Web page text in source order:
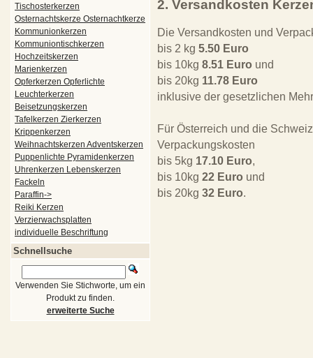
2. Versandkosten
Die Versandkosten und
bis 2 kg 5.50 Euro
bis 10kg 8.51 Euro und
bis 20kg 11.78 Euro
inklusive der gesetzlichen
Für Österreich und die
Verpackungskosten
bis 5kg 17.10 Euro,
bis 10kg 22 Euro und
bis 20kg 32 Euro.
Tischosterkerzen
Osternachtskerze Osternachtkerze
Kommunionkerzen
Kommuniontischkerzen
Hochzeitskerzen
Marienkerzen
Opferkerzen Opferlichte
Leuchterkerzen
Beisetzungskerzen
Tafelkerzen Zierkerzen
Krippenkerzen
Weihnachtskerzen Adventskerzen
Puppenlichte Pyramidenkerzen
Uhrenkerzen Lebenskerzen
Fackeln
Paraffin->
Reiki Kerzen
Verzierwachsplatten
individuelle Beschriftung
Schnellsuche
Verwenden Sie Stichworte, um ein
Produkt zu finden.
erweiterte Suche